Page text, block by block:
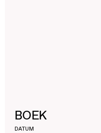
BOEK
DATUM